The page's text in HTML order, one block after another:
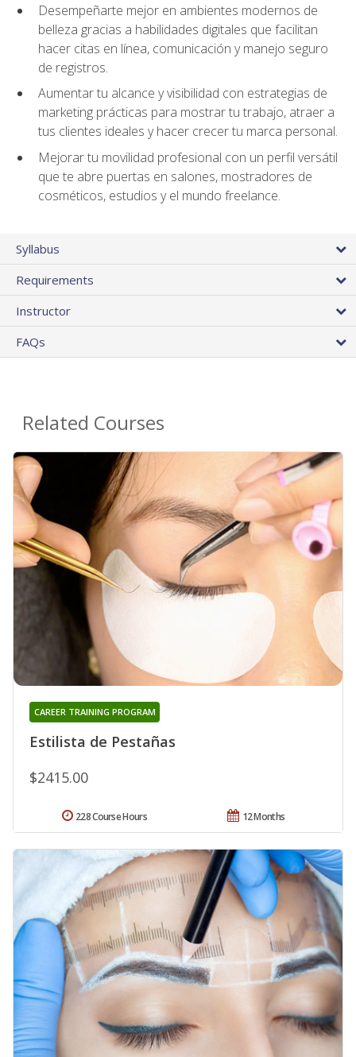
Desempeñarte mejor en ambientes modernos de
belleza gracias a habilidades digitales que facilitan
hacer citas en línea, comunicación y manejo seguro
de registros.
Aumentar tu alcance y visibilidad con estrategias de
marketing prácticas para mostrar tu trabajo, atraer a
tus clientes ideales y hacer crecer tu marca personal.
Mejorar tu movilidad profesional con un perfil versátil
que te abre puertas en salones, mostradores de
cosméticos, estudios y el mundo freelance.
Syllabus
Requirements
Instructor
FAQs
Related Courses
Estilista de Pestañas
CAREER TRAINING PROGRAM
$2415.00
12 Months
228 Course Hours